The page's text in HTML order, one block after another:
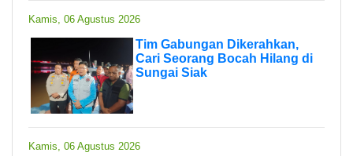
Kamis, 06 Agustus 2026
Tim Gabungan Dikerahkan,
Cari Seorang Bocah Hilang di
Sungai Siak
Kamis, 06 Agustus 2026